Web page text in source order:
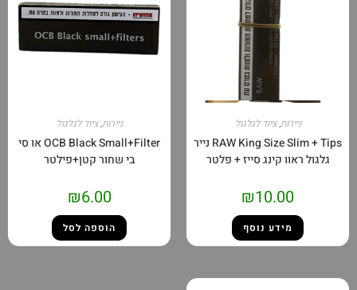
ניירות,ציוד לגלגול
RAW King Size Slim + Tips נייר
גלגול ראוו קינג סייז + פלטר
₪10.00
מידע נוסף
ניירות,ציוד לגלגול
OCB Black Small+Filter או סי
בי שחור קטן+פילטר
₪6.00
הוספה לסל